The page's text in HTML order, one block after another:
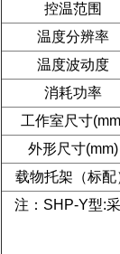
控温范围
温度分辨率
温度波动度
消耗功率
工作室尺寸
外形尺寸(mm)
载物托架（标配
注：SHP-Y型: